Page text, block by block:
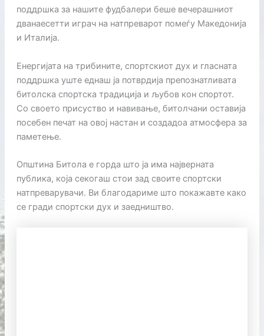
поддршка за нашите фудбалери беше вечерашниот
дванаесетти играч на натпреварот помеѓу Македонија
и Италија.
Енергијата на трибините, спортскиот дух и гласната
поддршка уште еднаш ја потврдија препознатливата
битолска спортска традиција и љубов кон спортот.
Со своето присуство и навивање, битолчани оставија
посебен печат на овој настан и создадоа атмосфера за
паметење.
Општина Битола е горда што ја има најверната
публика, која секогаш стои зад своите спортски
натпреварувачи. Ви благодариме што покажавте како
се гради спортски дух и заедништво.